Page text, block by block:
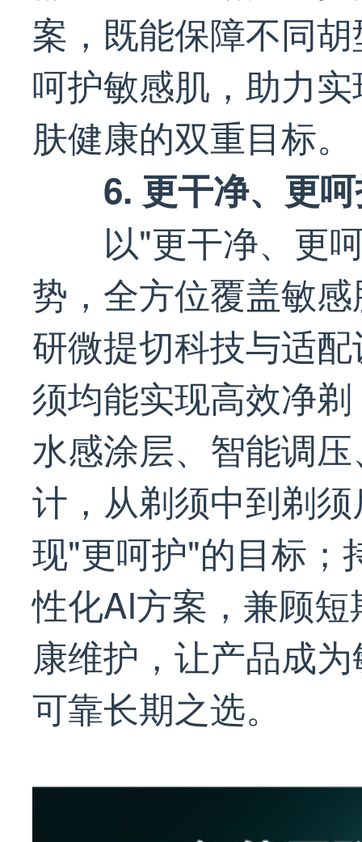
案，既能保障不同
呵护敏感肌，助力
肤健康的双重目标。
6. 更干净、更
以"更干净、更
势，全方位覆盖敏
研微提切科技与适
须均能实现高效净
水感涂层、智能调
计，从剃须中到剃
现"更呵护"的目标；
性化AI方案，兼顾
康维护，让产品成
可靠长期之选。